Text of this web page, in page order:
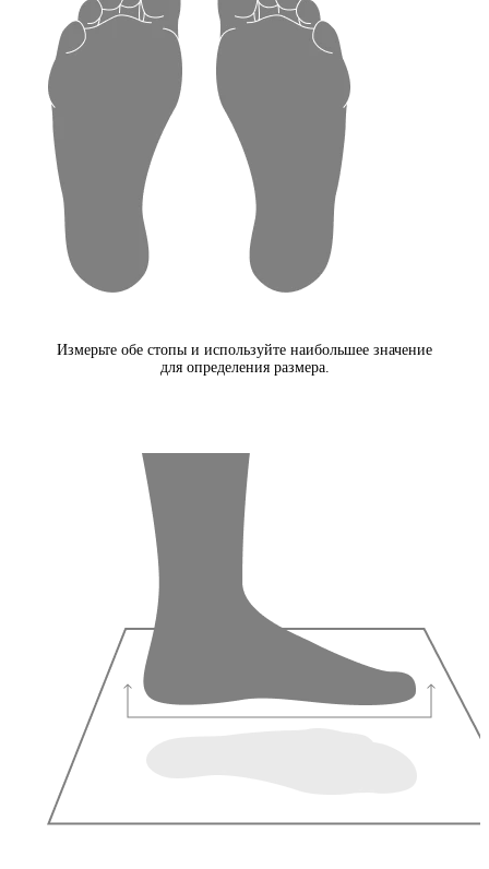
Измерьте обе стопы и используйте наибольшее значение
для определения размера.